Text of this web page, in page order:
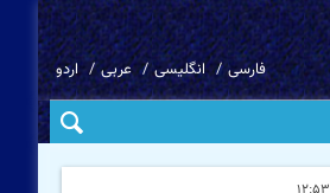
فارسی انگلیسی عربی اردو